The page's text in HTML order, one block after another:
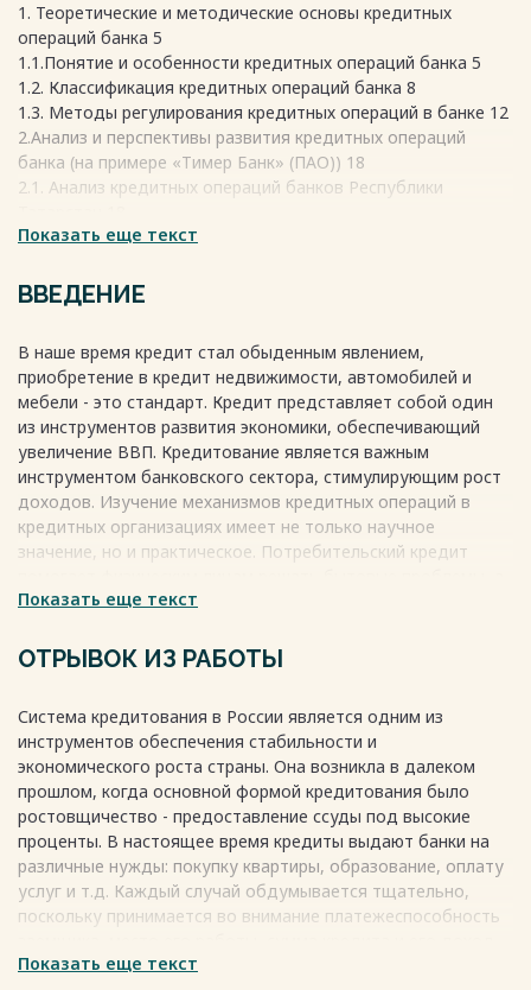
1. Теоретические и методические основы кредитных
операций банка 5
1.1.Понятие и особенности кредитных операций банка 5
1.2. Классификация кредитных операций банка 8
1.3. Методы регулирования кредитных операций в банке 12
2.Анализ и перспективы развития кредитных операций
банка (на примере «Тимер Банк» (ПАО)) 18
2.1. Анализ кредитных операций банков Республики
2.2. Оценка кредитных операций ПАО «Тимер Банк» 23
«Тимер Банк» 30
Заключение 34
Приложения 41
Весь текст будет доступенпосле покупки
Показать еще текст
ВВЕДЕНИЕ
В наше время кредит стал обыденным явлением,
приобретение в кредит недвижимости, автомобилей и
мебели - это стандарт. Кредит представляет собой один
из инструментов развития экономики, обеспечивающий
увеличение ВВП. Кредитование является важным
инструментом банковского сектора, стимулирующим рост
доходов. Изучение механизмов кредитных операций в
кредитных организациях имеет не только научное
значение, но и практическое. Потребительский кредит
кредитование малого бизнеса способствует активному
Весь текст будет доступенпосле покупки
Показать еще текст
ОТРЫВОК ИЗ РАБОТЫ
Система кредитования в России является одним из
инструментов обеспечения стабильности и
экономического роста страны. Она возникла в далеком
прошлом, когда основной формой кредитования было
ростовщичество - предоставление ссуды под высокие
проценты. В настоящее время кредиты выдают банки на
различные нужды: покупку квартиры, образование, оплату
услуг и т.д. Каждый случай обдумывается тщательно,
поскольку принимается во внимание платежеспособность
Для того, чтобы понимать значение данного понятия,
Показать еще текст